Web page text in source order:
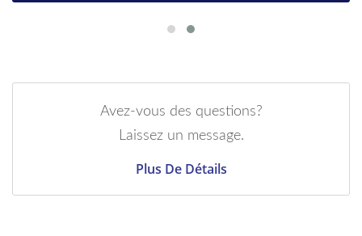
Avez-vous des questions?
Laissez un message.
Plus De Détails